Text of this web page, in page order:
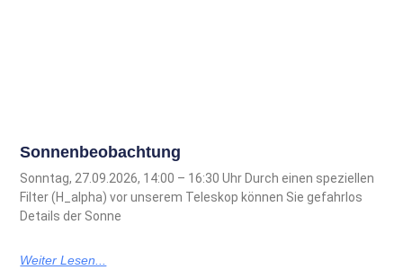
Sonnenbeobachtung
Sonntag, 27.09.2026, 14:00 – 16:30 Uhr Durch einen speziellen
Filter (H_alpha) vor unserem Teleskop können Sie gefahrlos
Details der Sonne
Weiter Lesen...